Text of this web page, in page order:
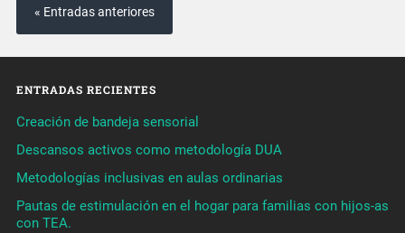
« Entradas anteriores
ENTRADAS RECIENTES
Creación de bandeja sensorial
Descansos activos como metodología DUA
Metodologías inclusivas en aulas ordinarias
Pautas de estimulación en el hogar para familias con hijos-as
con TEA.